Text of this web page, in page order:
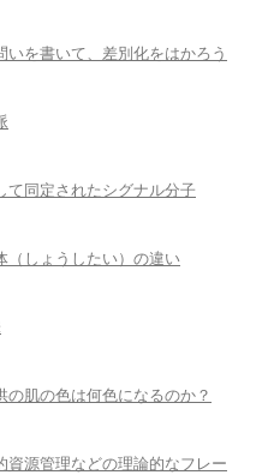
を書いて、差別化をはかろう
て同定されたシグナル分子
（しょうしたい）の違い
肌の色は何色になるのか？
源管理などの理論的なフレー